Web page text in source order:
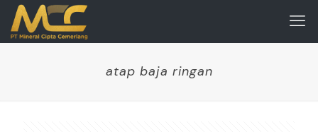
atap baja ringan